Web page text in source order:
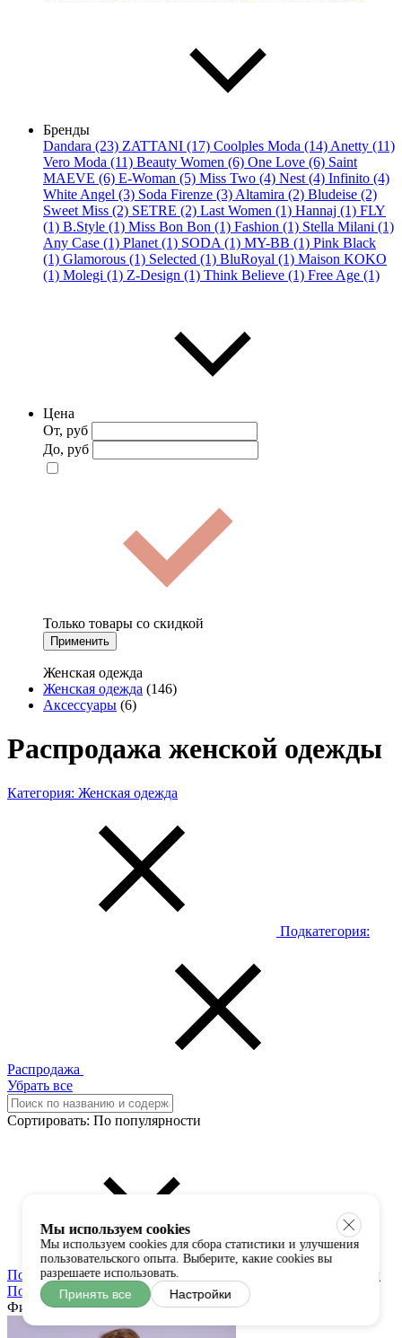
Бренды
Dandara (23) ZATTANI (17) Coolples Moda (14) Anetty (11)
Vero Moda (11) Beauty Women (6) One Love (6) Saint
MAEVE (6) E-Woman (5) Miss Two (4) Nest (4) Infinito (4)
White Angel (3) Soda Firenze (3) Altamira (2) Bludeise (2)
Sweet Miss (2) SETRE (2) Last Women (1) Hannaj (1) FLY
(1) B.Style (1) Miss Bon Bon (1) Fashion (1) Stella Milani (1)
Any Case (1) Planet (1) SODA (1) MY-BB (1) Pink Black
(1) Glamorous (1) Selected (1) BluRoyal (1) Maison KOKO
(1) Molegi (1) Z-Design (1) Think Believe (1) Free Age (1)
Цена
От, руб
До, руб
Только товары со скидкой
Применить
Женская одежда
Женская одежда (146)
Аксессуары (6)
Распродажа женской одежды
Категория: Женская одежда
Подкатегория:
Распродажа
Убрать все
Сортировать: По популярности
По популярности По возрастанию цены
По убыванию цены
По новинкам По скидкам
По наличию
Фильтр
Мы используем cookies
Мы используем cookies для сбора статистики и улучшения
пользовательского опыта. Выберите, какие cookies вы
разрешаете использовать.
Принять все Настройки